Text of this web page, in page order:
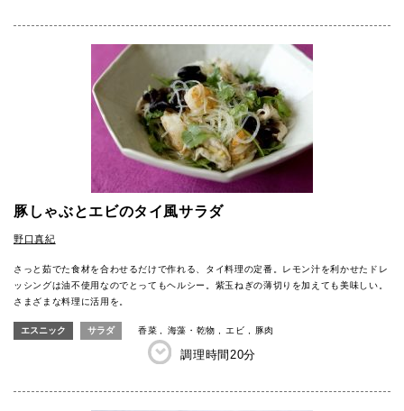
豚しゃぶとエビのタイ風サラダ
野口真紀
さっと茹でた食材を合わせるだけで作れる、タイ料理の定番。レモン汁を利かせたドレ
ッシングは油不使用なのでとってもヘルシー。紫玉ねぎの薄切りを加えても美味しい。
さまざまな料理に活用を。
エスニック サラダ 香菜 海藻・乾物 エビ 豚肉
調理時間 20分